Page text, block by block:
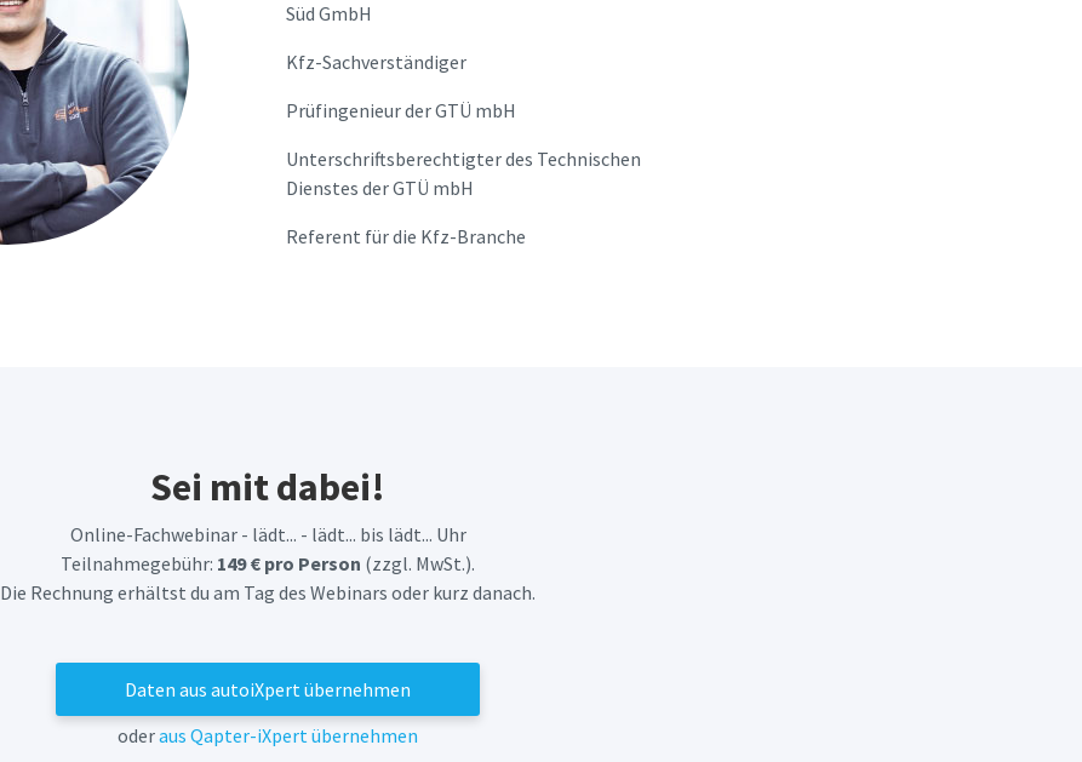
Süd GmbH
Kfz-Sachverständiger
Prüfingenieur der GTÜ mbH
Unterschriftsberechtigter des Technischen
Dienstes der GTÜ mbH
Referent für die Kfz-Branche
Sei mit dabei!
Online-Fachwebinar - lädt... - lädt... bis lädt... Uhr
Teilnahmegebühr: 149 € pro Person (zzgl. MwSt.).
Die Rechnung erhältst du am Tag des Webinars oder kurz danach.
Daten aus autoiXpert übernehmen
oderaus Qapter-iXpert übernehmen